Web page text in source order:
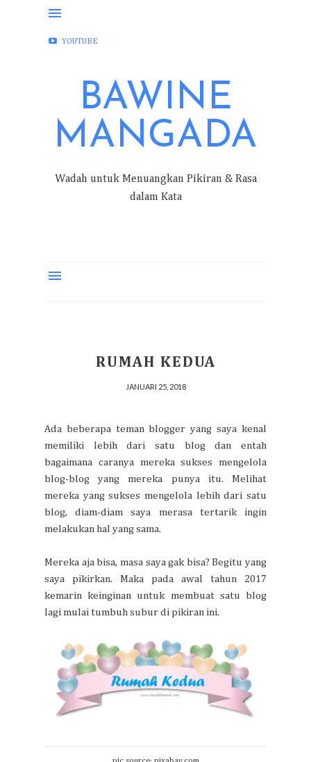
FACEBOOK
YOUTUBE
BAWINE
MANGADA
Wadah untuk Menuangkan Pikiran & Rasa
dalam Kata
RUMAH KEDUA
JANUARI 25, 2018
Ada beberapa teman blogger yang saya kenal
memiliki lebih dari satu blog dan entah
bagaimana caranya mereka sukses mengelola
blog-blog yang mereka punya itu. Melihat
mereka yang sukses mengelola lebih dari satu
blog, diam-diam saya merasa tertarik ingin
melakukan hal yang sama.
Mereka aja bisa, masa saya gak bisa? Begitu yang
saya pikirkan. Maka pada awal tahun 2017
kemarin keinginan untuk membuat satu blog
lagi mulai tumbuh subur di pikiran ini.